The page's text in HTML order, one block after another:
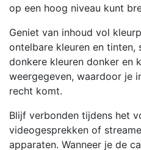
op een hoog niveau kunt
Geniet van inhoud vol
ontelbare kleuren en tinten,
donkere kleuren donker en
weergegeven, waardoor je
recht komt.
Blijf verbonden tijdens het
videogesprekken of
apparaten. Wanneer je de